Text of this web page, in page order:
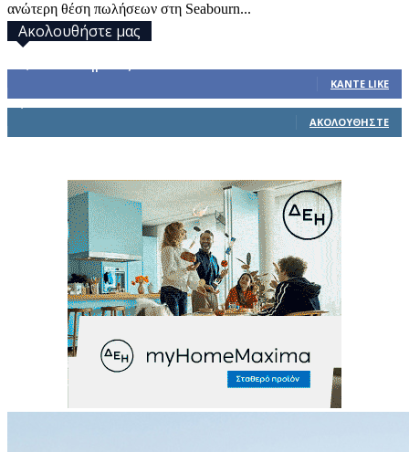
ανώτερη θέση πωλήσεων στη Seabourn...
Ακολουθήστε μας
ΚΆΝΤΕ LIKE
1,914 Ακόλουθοι
ΑΚΟΛΟΥΘΉΣΤΕ